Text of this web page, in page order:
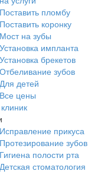
Поставить пломбу
Поставить коронку
Мост на зубы
Установка импланта
Установка брекетов
Отбеливание зубов
Для детей
Все цены
Исправление прикуса
Протезирование зубов
Гигиена полости рта
Детская стоматология